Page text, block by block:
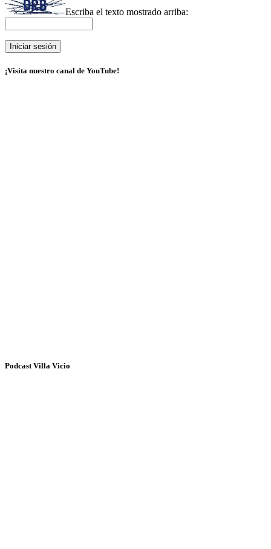
Escriba el texto mostrado arriba:
¡Visita nuestro canal de YouTube!
Podcast Villa Vicio